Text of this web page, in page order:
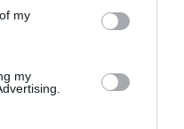
my
my